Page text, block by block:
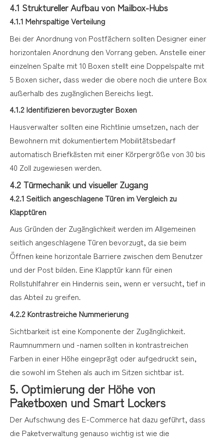
4.1 Struktureller Aufbau von Mailbox-Hubs
4.1.1 Mehrspaltige Verteilung
Bei der Anordnung von Postfächern sollten Designer einer
horizontalen Anordnung den Vorrang geben. Anstelle einer
einzelnen Spalte mit 10 Boxen stellt eine Doppelspalte mit
5 Boxen sicher, dass weder die obere noch die untere Box
außerhalb des zugänglichen Bereichs liegt.
4.1.2 Identifizieren bevorzugter Boxen
Hausverwalter sollten eine Richtlinie umsetzen, nach der
Bewohnern mit dokumentiertem Mobilitätsbedarf
automatisch Briefkästen mit einer Körpergröße von 30 bis
40 Zoll zugewiesen werden.
4.2 Türmechanik und visueller Zugang
4.2.1 Seitlich angeschlagene Türen im Vergleich zu
Klapptüren
Aus Gründen der Zugänglichkeit werden im Allgemeinen
seitlich angeschlagene Türen bevorzugt, da sie beim
Öffnen keine horizontale Barriere zwischen dem Benutzer
und der Post bilden. Eine Klapptür kann für einen
Rollstuhlfahrer ein Hindernis sein, wenn er versucht, tief in
das Abteil zu greifen.
4.2.2 Kontrastreiche Nummerierung
Sichtbarkeit ist eine Komponente der Zugänglichkeit.
Raumnummern und -namen sollten in kontrastreichen
Farben in einer Höhe eingeprägt oder aufgedruckt sein,
die sowohl im Stehen als auch im Sitzen sichtbar ist.
5. Optimierung der Höhe von
Paketboxen und Smart Lockers
Der Aufschwung des E-Commerce hat dazu geführt, dass
die Paketverwaltung genauso wichtig ist wie die